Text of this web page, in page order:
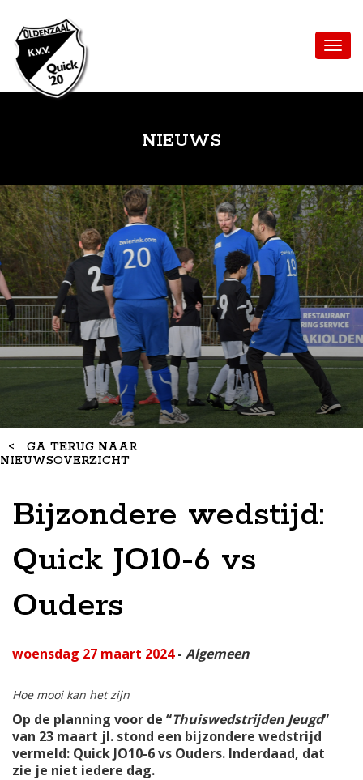
NIEUWS
< GA TERUG NAAR
NIEUWSOVERZICHT
Bijzondere wedstijd:
Quick JO10-6 vs
Ouders
woensdag 27 maart 2024- Algemeen
Hoe mooi kan het zijn
Op de planning voor de “Thuiswedstrijden Jeugd”
van 23 maart jl. stond een bijzondere wedstrijd
vermeld: Quick JO10-6 vs Ouders. Inderdaad, dat
zie je niet iedere dag.